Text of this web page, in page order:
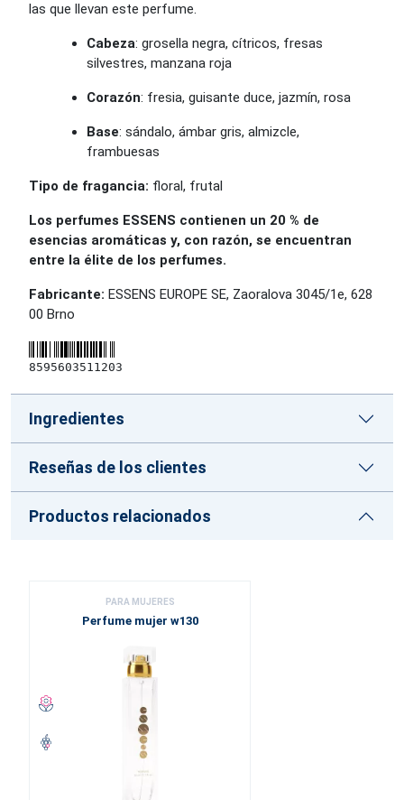
las que llevan este perfume.
Cabeza: grosella negra, cítricos, fresas
silvestres, manzana roja
Corazón: fresia, guisante duce, jazmín, rosa
Base: sándalo, ámbar gris, almizcle,
frambuesas
Tipo de fragancia: floral, frutal
Los perfumes ESSENS contienen un 20 % de
esencias aromáticas y, con razón, se encuentran
entre la élite de los perfumes.
Fabricante: ESSENS EUROPE SE, Zaoralova 3045/1e, 628
00 Brno
8595603511203
Ingredientes
Reseñas de los clientes
Productos relacionados
PARA MUJERES
Perfume mujer w130